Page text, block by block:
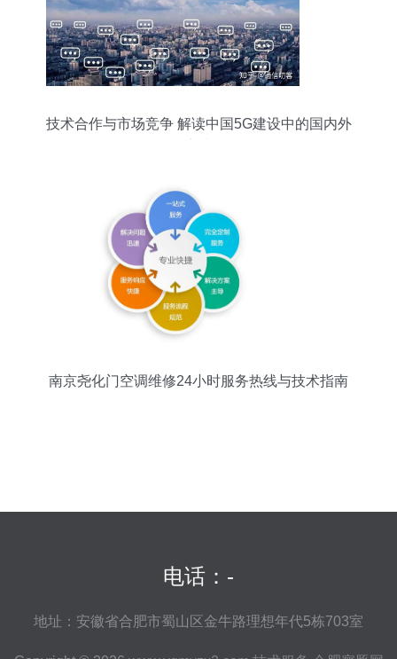
技术合作与市场竞争 解读中国5G建设中的国内外
南京尧化门空调维修24小时服务热线与技术指南
电话：-
地址：安徽省合肥市蜀山区金牛路理想年代5栋703室